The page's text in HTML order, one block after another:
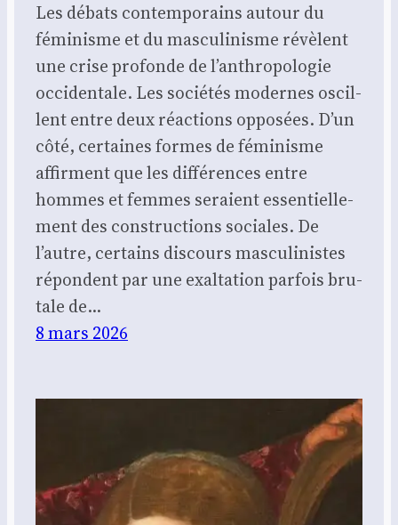
Les débats contem­po­rains autour du
fémi­nisme et du mas­cu­li­nisme révèlent
une crise pro­fonde de l’anthropologie
occi­den­tale. Les socié­tés modernes oscil­
lent entre deux réac­tions oppo­sées. D’un
côté, cer­taines formes de fémi­nisme
affirment que les dif­fé­rences entre
hommes et femmes seraient essen­tiel­le­
ment des construc­tions sociales. De
l’autre, cer­tains dis­cours mas­cu­li­nistes
répondent par une exal­ta­tion par­fois bru­
tale de…
8 mars 2026